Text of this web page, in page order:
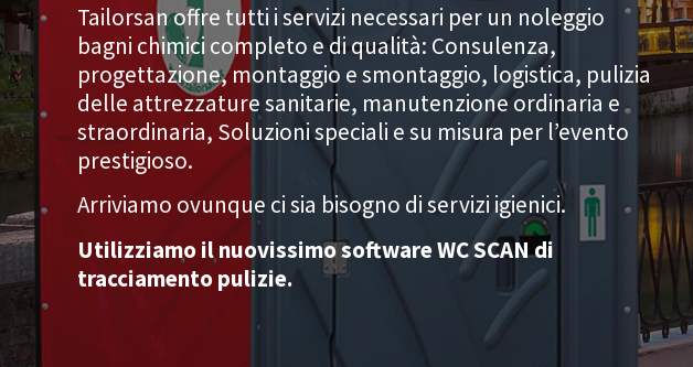
Tailorsan offre tutti i servizi necessari per un noleggio
bagni chimici completo e di qualità: Consulenza,
progettazione, montaggio e smontaggio, logistica, pulizia
delle attrezzature sanitarie, manutenzione ordinaria e
straordinaria, Soluzioni speciali e su misura per l’evento
prestigioso.
Arriviamo ovunque ci sia bisogno di servizi igienici.
Utilizziamo il nuovissimo software WC SCAN di
tracciamento pulizie.